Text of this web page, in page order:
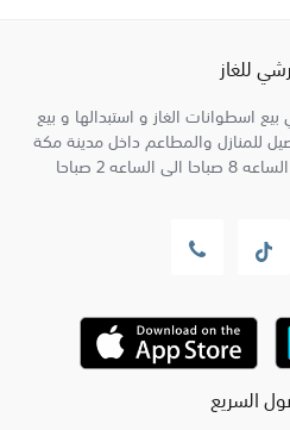
للغاز
اسطوانات الغاز و استبدالها و بيع
للمنازل والمطاعم داخل مدينة مكة
2 صباحا
السريع